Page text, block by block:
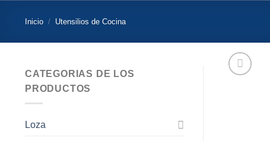
Inicio / Utensilios de Cocina
CATEGORIAS DE LOS
PRODUCTOS
Loza